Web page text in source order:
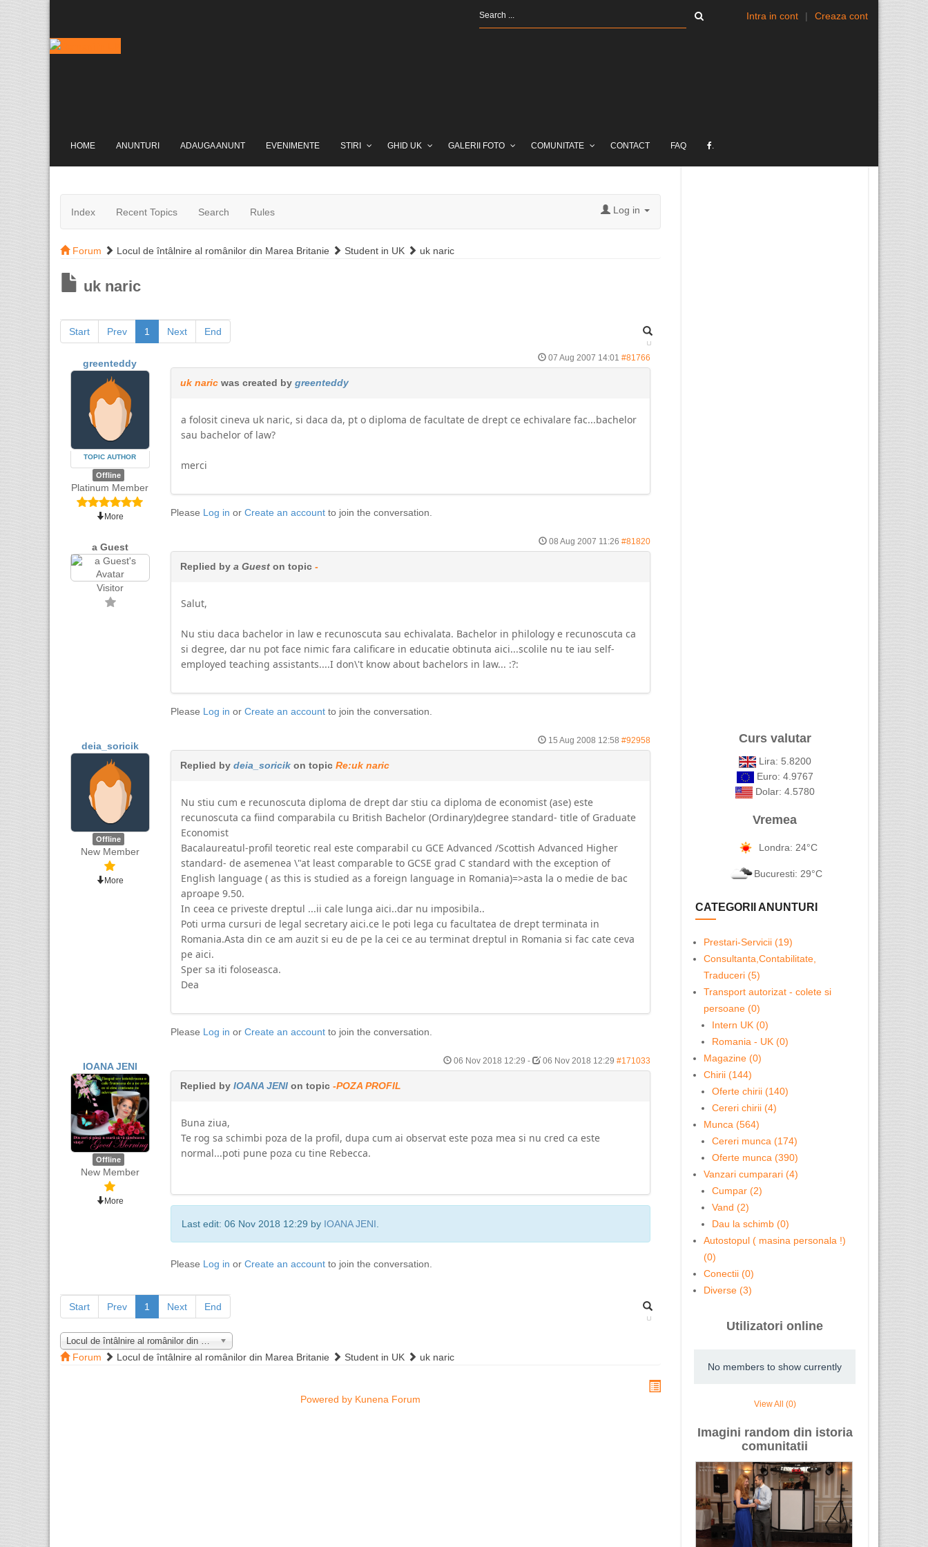
Intra in cont | Creaza cont
HOME ANUNTURI ADAUGA ANUNT EVENIMENTE STIRI GHID UK GALERII FOTO COMUNITATE CONTACT FAQ .
Index Recent Topics Search Rules Log in
Forum Locul de întâlnire al românilor din Marea Britanie Student in UK uk naric
uk naric
Start Prev 1 Next End
greenteddy
TOPIC AUTHOR
Offline
Platinum Member
More
07 Aug 2007 14:01 #81766
uk naricwas created by greenteddy
a folosit cineva uk naric, si daca da, pt o diploma de facultate de drept ce echivalare fac...bachelor
sau bachelor of law?
merci
Please Log in or Create an accountto join the conversation.
a Guest
Visitor
08 Aug 2007 11:26 #81820
Replied by a Gueston topic -
Salut,
Nu stiu daca bachelor in law e recunoscuta sau echivalata. Bachelor in philology e recunoscuta ca
si degree, dar nu pot face nimic fara calificare in educatie obtinuta aici...scolile nu te iau self-
employed teaching assistants....I don\'t know about bachelors in law... :?:
Please Log in or Create an accountto join the conversation.
deia_soricik
Offline
New Member
More
15 Aug 2008 12:58 #92958
Replied by deia_soricikon topic Re:uk naric
Nu stiu cum e recunoscuta diploma de drept dar stiu ca diploma de economist (ase) este
recunoscuta ca fiind comparabila cu British Bachelor (Ordinary)degree standard- title of Graduate
Economist
Bacalaureatul-profil teoretic real este comparabil cu GCE Advanced /Scottish Advanced Higher
standard- de asemenea \"at least comparable to GCSE grad C standard with the exception of
English language ( as this is studied as a foreign language in Romania)=>asta la o medie de bac
aproape 9.50.
In ceea ce priveste dreptul ...ii cale lunga aici..dar nu imposibila..
Poti urma cursuri de legal secretary aici.ce le poti lega cu facultatea de drept terminata in
Romania.Asta din ce am auzit si eu de pe la cei ce au terminat dreptul in Romania si fac cate ceva
pe aici.
Sper sa iti foloseasca.
Dea
Please Log in or Create an accountto join the conversation.
IOANA JENI
Offline
New Member
More
06 Nov 2018 12:29 - 06 Nov 2018 12:29 #171033
Replied by IOANA JENIon topic -POZA PROFIL
Buna ziua,
Te rog sa schimbi poza de la profil, dupa cum ai observat este poza mea si nu cred ca este
normal...poti pune poza cu tine Rebecca.
Last edit: 06 Nov 2018 12:29 by IOANA JENI
Please Log in or Create an accountto join the conversation.
Start Prev 1 Next End
Locul de întâlnire al românilor din Marea Britanie
Forum Locul de întâlnire al românilor din Marea Britanie Student in UK uk naric
Powered by Kunena Forum
Curs valutar
Lira: 5.8200
Euro: 4.9767
Dolar: 4.5780
Vremea
Londra: 24°C
Bucuresti: 29°C
CATEGORII ANUNTURI
Prestari-Servicii (19)
Consultanta,Contabilitate,
Traduceri (5)
Transport autorizat - colete si
persoane (0)
Intern UK (0)
Romania - UK (0)
Magazine (0)
Chirii (144)
Oferte chirii (140)
Cereri chirii (4)
Munca (564)
Cereri munca (174)
Oferte munca (390)
Vanzari cumparari (4)
Cumpar (2)
Vand (2)
Dau la schimb (0)
Autostopul ( masina personala !)
(0)
Conectii (0)
Diverse (3)
Utilizatori online
No members to show currently
View All (0)
Imagini random din istoria
comunitatii